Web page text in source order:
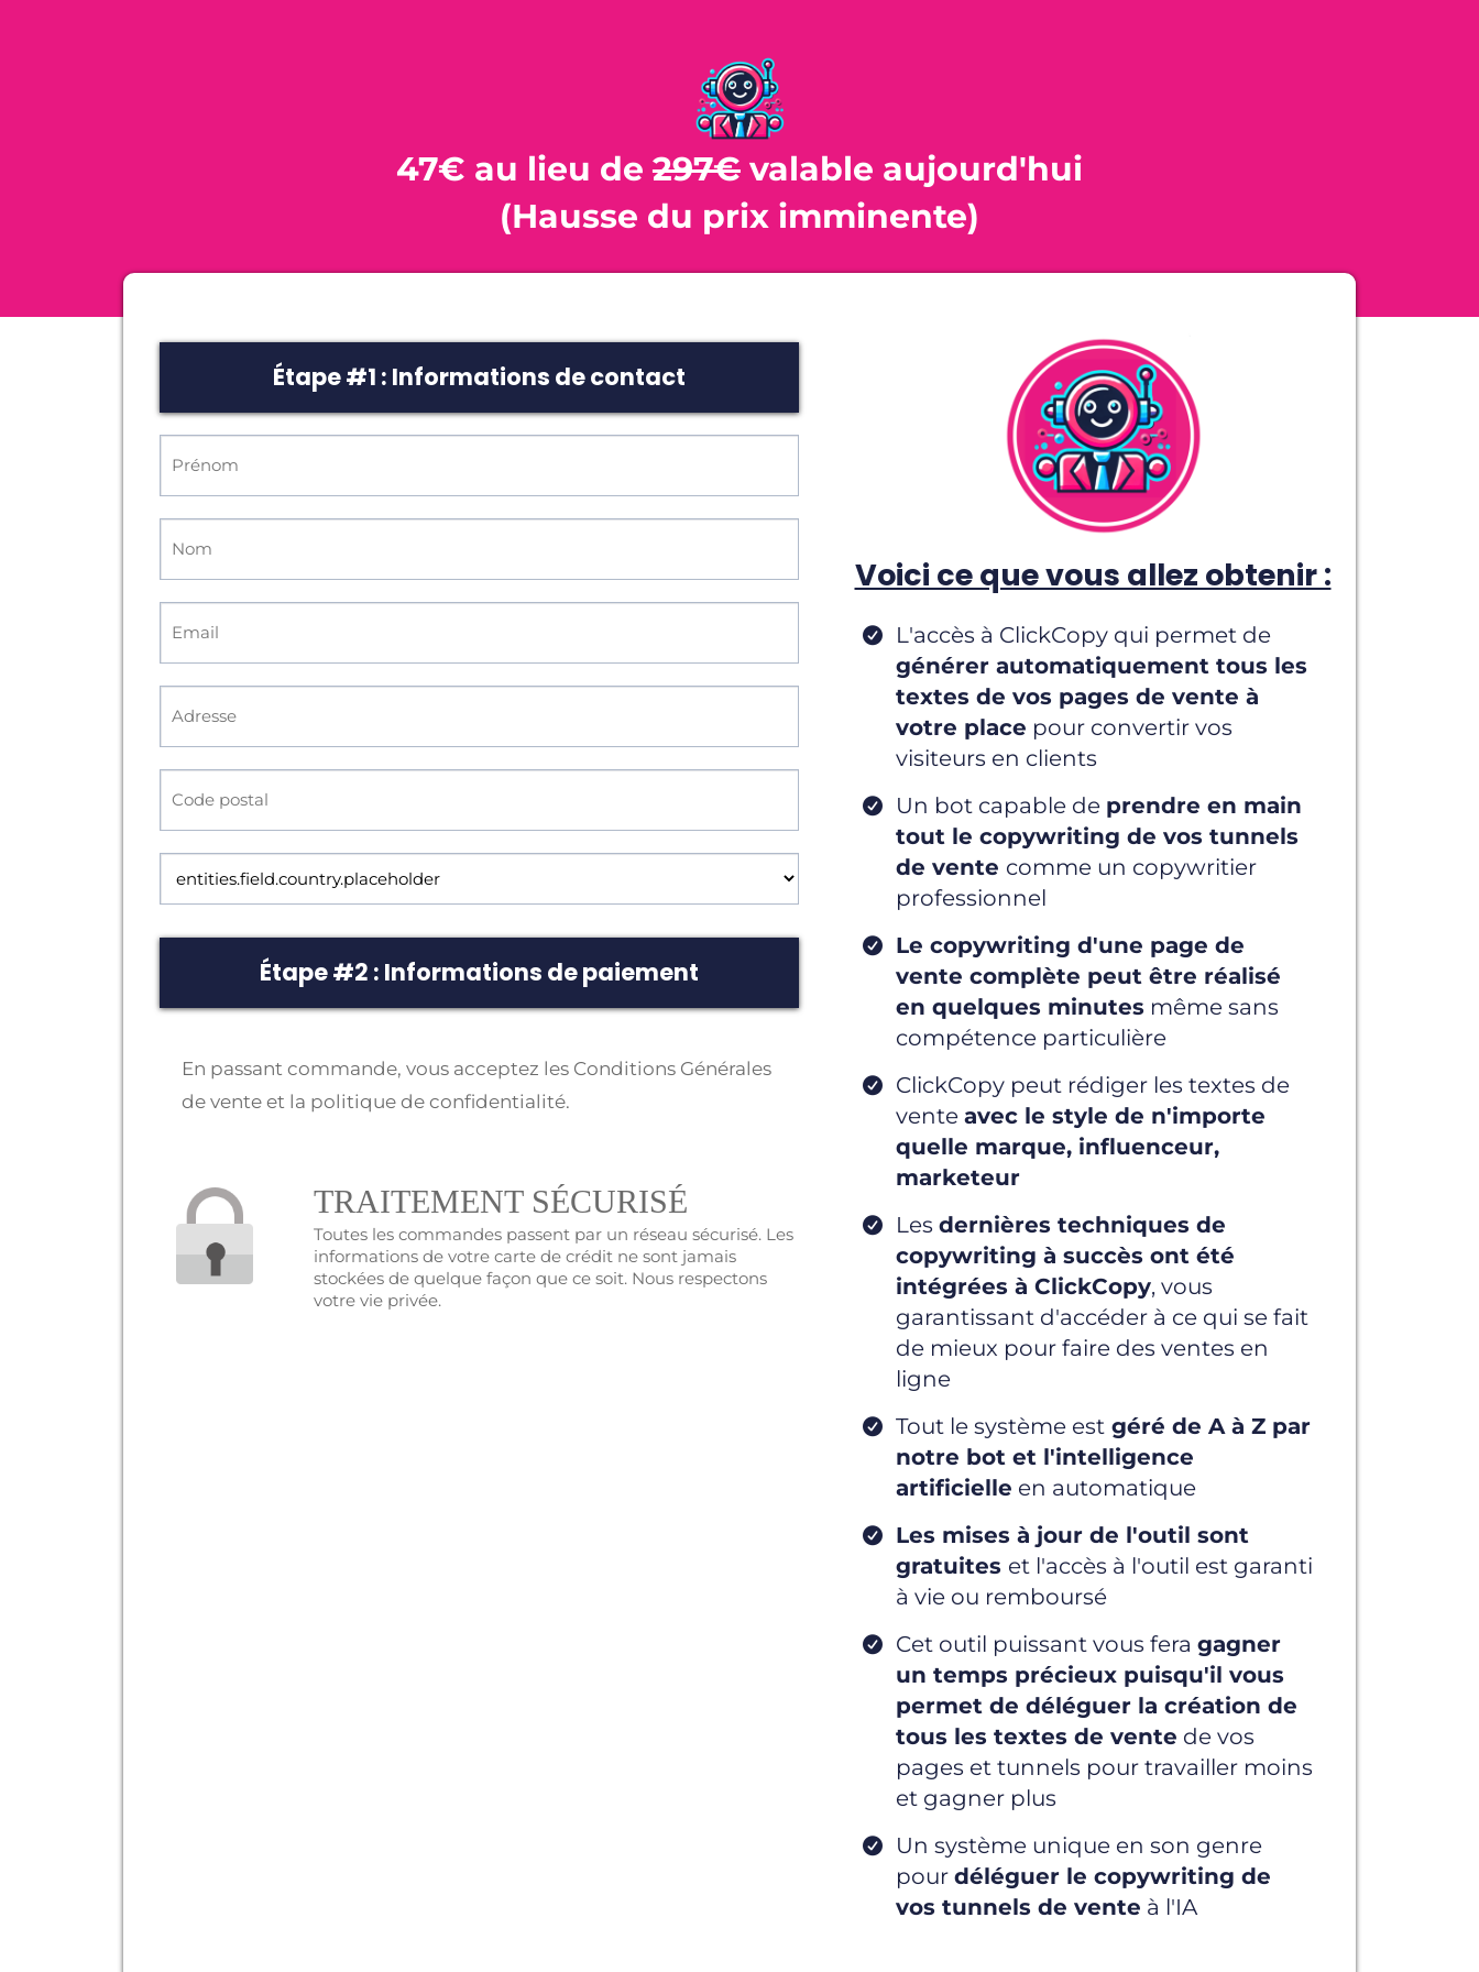
47€ au lieu de 297€valable aujourd'hui
(Hausse du prix imminente)
Étape #1 : Informations de contact
Étape #2 : Informations de paiement
En passant commande, vous acceptez les Conditions Générales
de vente et la politique de confidentialité.
TRAITEMENT SÉCURISÉ
Toutes les commandes passent par un réseau sécurisé. Les
informations de votre carte de crédit ne sont jamais
stockées de quelque façon que ce soit. Nous respectons
votre vie privée.
Voici ce que vous allez obtenir :
L'accès à ClickCopy qui permet de
générer automatiquement tous les
textes de vos pages de vente à
votre place pour convertir vos
visiteurs en clients
Un bot capable de prendre en main
tout le copywriting de vos tunnels
de vente comme un copywritier
professionnel
Le copywriting d'une page de
vente complète peut être réalisé
en quelques minutes même sans
compétence particulière
ClickCopy peut rédiger les textes de
vente avec le style de n'importe
quelle marque, influenceur,
marketeur
Les dernières techniques de
copywriting à succès ont été
intégrées à ClickCopy, vous
garantissant d'accéder à ce qui se fait
de mieux pour faire des ventes en
ligne
Tout le système est géré de A à Z par
notre bot et l'intelligence
artificielle en automatique
Les mises à jour de l'outil sont
gratuites et l'accès à l'outil est garanti
à vie ou remboursé
Cet outil puissant vous fera gagner
un temps précieux puisqu'il vous
permet de déléguer la création de
tous les textes de vente de vos
pages et tunnels pour travailler moins
et gagner plus
Un système unique en son genre
pour déléguer le copywriting de
vos tunnels de vente à l'IA